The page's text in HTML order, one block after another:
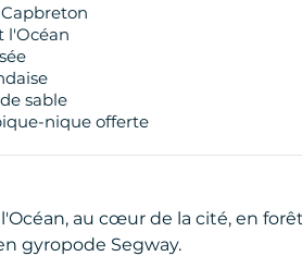
l'Océan
sable
nique offerte
au cœur de la cité, en
gyropode Segway.